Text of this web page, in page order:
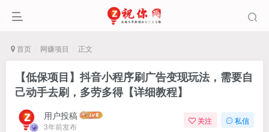
首页 网赚项目 正文
【低保项目】抖音小程序刷广告变现玩法，需要自
己动手去刷，多劳多得【详细教程】
用户投稿
3年前发布
关注 私信